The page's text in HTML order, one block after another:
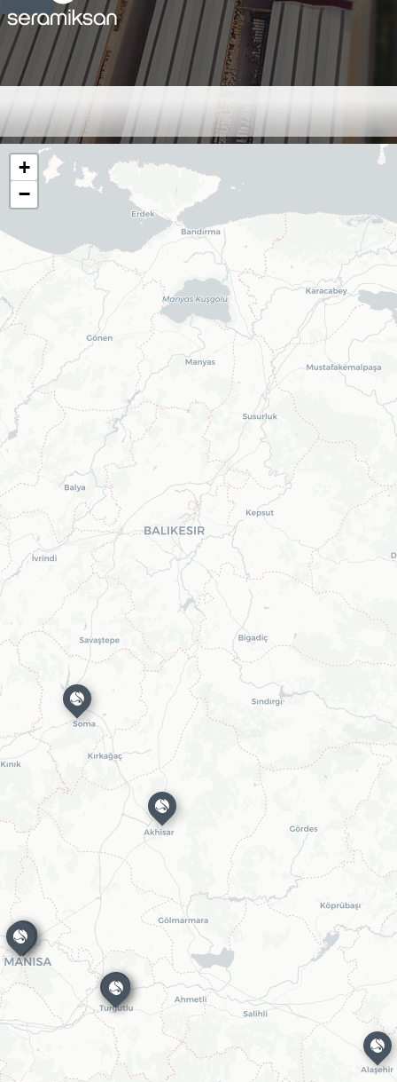
Bayiler
+
−